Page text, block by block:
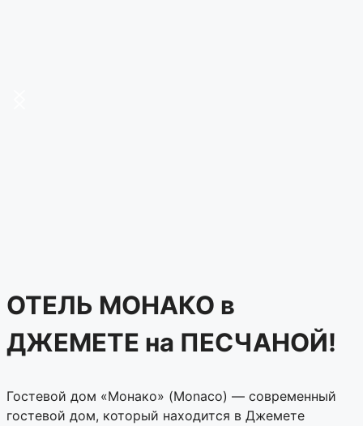
ОТЕЛЬ МОНАКО в
ДЖЕМЕТЕ на ПЕСЧАНОЙ!
Гостевой дом «Монако» (Monaco) — современный
гостевой дом, который находится в Джемете